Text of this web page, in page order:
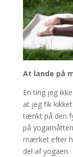
At lande på
En ting jeg
at jeg fik
tænkt på den
på
mærket efter
del af yogaen.